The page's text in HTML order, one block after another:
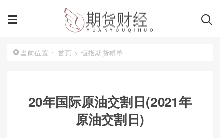
当前位置： 首页 > 恒指期货喊单
20年国际原油交割日(2021年
原油交割日)